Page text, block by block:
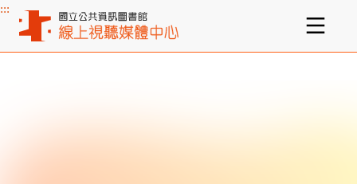
主要內容區塊
:::